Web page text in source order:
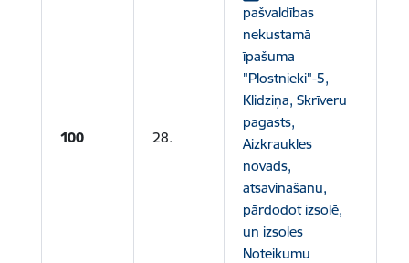
100 28.
pašvaldības
nekustamā
īpašuma
"Plostnieki"-5,
Klidziņa, Skrīveru
pagasts,
Aizkraukles
novads,
atsavināšanu,
pārdodot izsolē,
un izsoles
Noteikumu